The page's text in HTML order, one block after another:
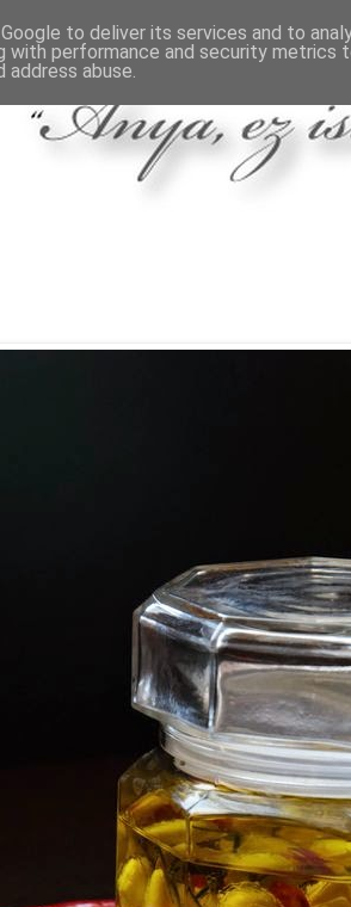
to deliver its services and to
with performance and security metrics
abuse.